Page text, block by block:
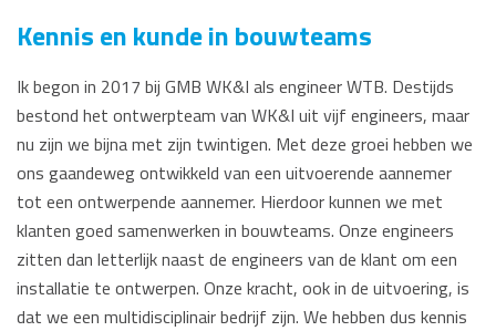
Kennis en kunde in bouwteams
Ik begon in 2017 bij GMB WK&I als engineer WTB. Destijds
bestond het ontwerpteam van WK&I uit vijf engineers, maar
nu zijn we bijna met zijn twintigen. Met deze groei hebben we
ons gaandeweg ontwikkeld van een uitvoerende aannemer
tot een ontwerpende aannemer. Hierdoor kunnen we met
klanten goed samenwerken in bouwteams. Onze engineers
zitten dan letterlijk naast de engineers van de klant om een
installatie te ontwerpen. Onze kracht, ook in de uitvoering, is
dat we een multidisciplinair bedrijf zijn. We hebben dus kennis